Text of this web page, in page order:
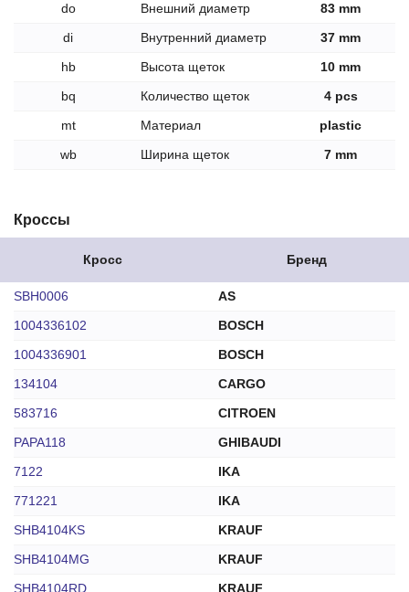
do Внешний диаметр
83 mm
di
Внутренний диаметр
37 mm
hb
Высота щеток
10 mm
bq
Количество щеток
4 pcs
mt
Материал
plastic
wb
Ширина щеток 7 mm
Кроссы
Кросс Бренд
SBH0006
AS
1004336102
BOSCH
1004336901
BOSCH
134104
CARGO
583716
CITROEN
PAPA118
GHIBAUDI
7122
IKA
771221
IKA
SHB4104KS
KRAUF
SHB4104MG
KRAUF
SHB4104RD
KRAUF